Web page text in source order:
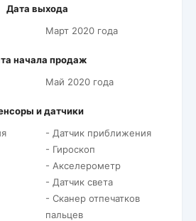
Дата выхода
Март 2020 года
начала продаж
Май 2020 года
и датчики
- Датчик приближения
- Гироскоп
- Акселерометр
- Датчик света
- Сканер отпечатков
пальцев